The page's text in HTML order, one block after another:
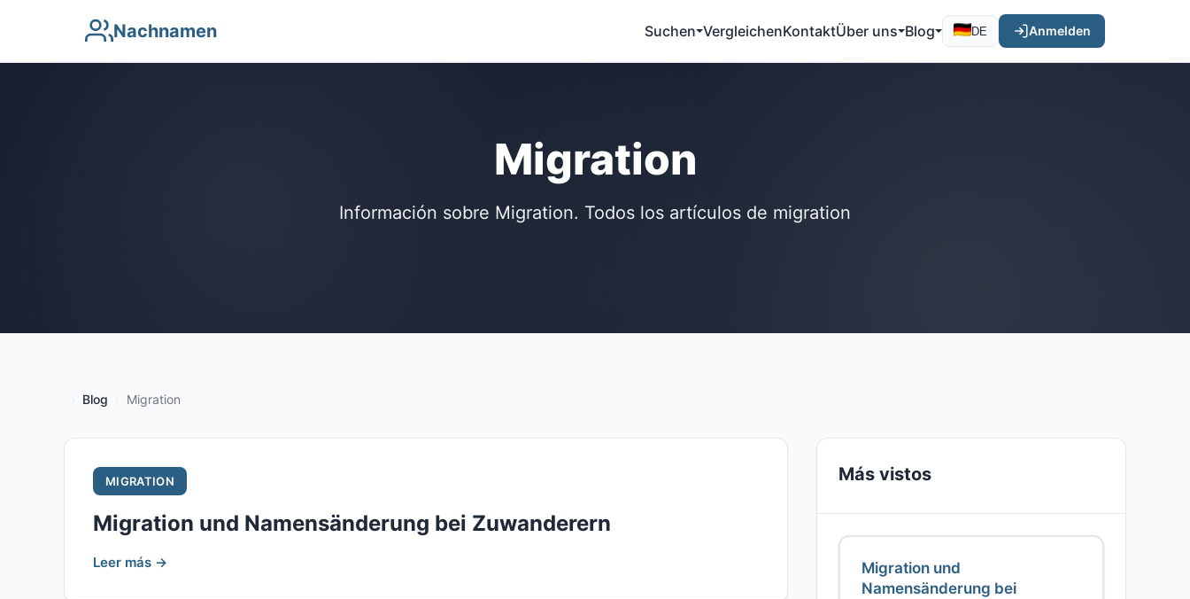
Nachnamen Suchen VergleichenKontaktÜber uns Blog DE Anmelden
Migration
Información sobre Migration. Todos los artículos de migration
Blog Migration
MIGRATION
Migration und Namensänderung bei Zuwanderern
Leer más →
Más vistos
Migration und
Namensänderung bei